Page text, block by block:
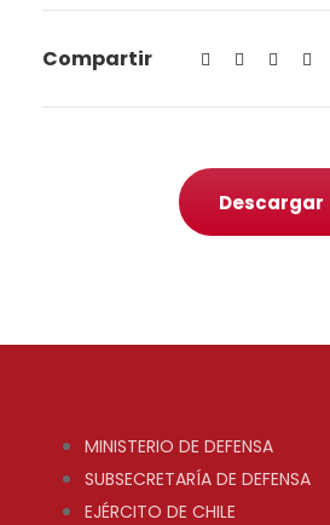
Compartir
Descargar
MINISTERIO DE DEFENSA
SUBSECRETARÍA DE DEFENSA
EJÉRCITO DE CHILE